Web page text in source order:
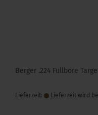
Berger .224 Fullbore
Lieferzeit: Lieferzeit wird